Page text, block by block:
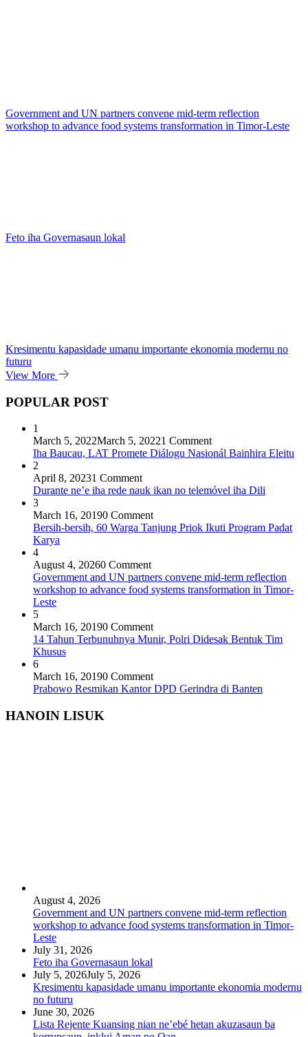
Government and UN partners convene mid-term reflection
workshop to advance food systems transformation in Timor-Leste
Feto iha Governasaun lokal
Kresimentu kapasidade umanu importante ekonomia modernu no
futuru
View More
POPULAR POST
1
March 5, 2022March 5, 20221 Comment
Iha Baucau, LAT Promete Diálogu Nasionál Bainhira Eleitu
2
April 8, 20231 Comment
Durante ne’e iha rede nauk ikan no telemóvel iha Dili
3
March 16, 20190 Comment
Bersih-bersih, 60 Warga Tanjung Priok Ikuti Program Padat
Karya
4
August 4, 20260 Comment
Government and UN partners convene mid-term reflection
workshop to advance food systems transformation in Timor-
Leste
5
March 16, 20190 Comment
14 Tahun Terbunuhnya Munir, Polri Didesak Bentuk Tim
Khusus
6
March 16, 20190 Comment
Prabowo Resmikan Kantor DPD Gerindra di Banten
HANOIN LISUK
August 4, 2026
Government and UN partners convene mid-term reflection
workshop to advance food systems transformation in Timor-
Leste
July 31, 2026
Feto iha Governasaun lokal
July 5, 2026July 5, 2026
Kresimentu kapasidade umanu importante ekonomia modernu
no futuru
June 30, 2026
Lista Rejente Kuansing nian ne’ebé hetan akuzasaun ba